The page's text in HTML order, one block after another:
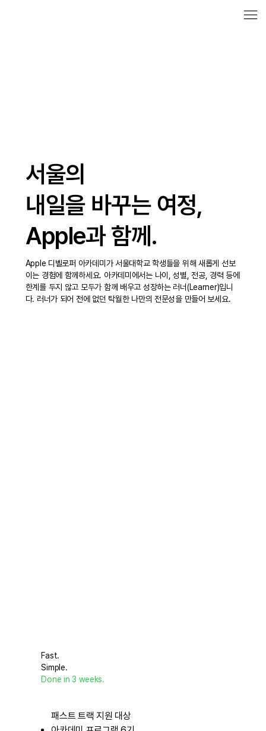
서울의
내일을 바꾸는 여정,
Apple과 함께.
Apple 디벨로퍼 아카데미가 서울대학교 학생들을 위해 새롭게 선보
이는 경험에 함께하세요. 아카데미에서는 나이, 성별, 전공, 경력 등에
한계를 두지 않고 모두가 함께 배우고 성장하는 러너(Learner)입니
다. 러너가 되어 전에 없던 탁월한 나만의 전문성을 만들어 보세요.
Fast.
Simple.
Done in 3 weeks.
패스트 트랙 지원 대상